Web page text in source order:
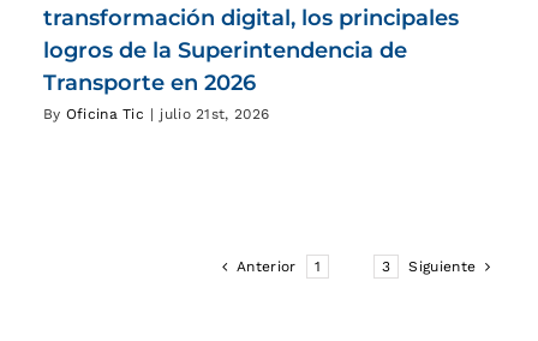
transformación digital, los principales
logros de la Superintendencia de
Transporte en 2026
By Oficina Tic | julio 21st, 2026
Anterior 1 3 Siguiente